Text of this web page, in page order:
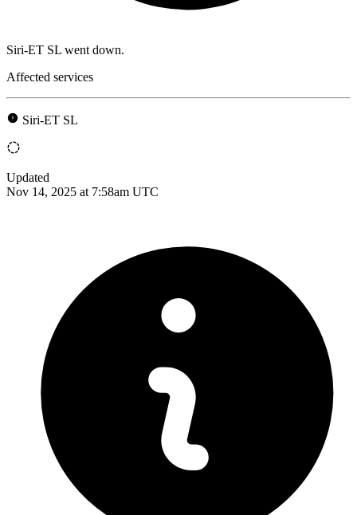
Siri-ET SL went down.
Affected services
Siri-ET SL
Updated
Nov 14, 2025 at 7:58am UTC